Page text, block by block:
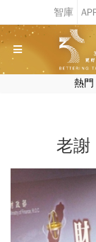
熱門
老謝